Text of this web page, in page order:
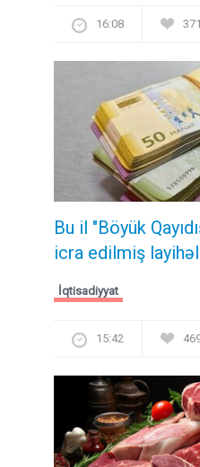
16:08 371
Bu il "Böyük
icra edilmiş
İqtisadiyyat
15:42